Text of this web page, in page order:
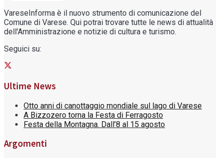
VareseInforma è il nuovo strumento di comunicazione del
Comune di Varese. Qui potrai trovare tutte le news di attualità
dell'Amministrazione e notizie di cultura e turismo.
Seguici su:
Ultime News
Otto anni di canottaggio mondiale sul lago di Varese
A Bizzozero torna la Festa di Ferragosto
Festa della Montagna. Dall’8 al 15 agosto
Argomenti